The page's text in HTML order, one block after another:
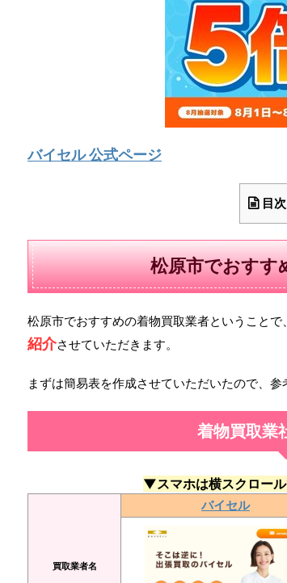
バイセル 公式ページ
目次
松原市でおすす
松原市でおすすめの着物買取業者ということで
紹介させていただきます。
まずは簡易表を作成させていただいたので、参
着物買取業
▼スマホは横スクロー
買取業者名
バイセル